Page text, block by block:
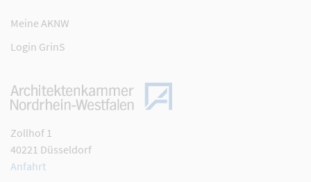
Meine AKNW
Login GrinS
Zollhof 1
40221 Düsseldorf
Anfahrt